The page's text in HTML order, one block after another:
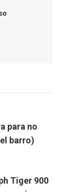
para no
barro)
Tiger 900